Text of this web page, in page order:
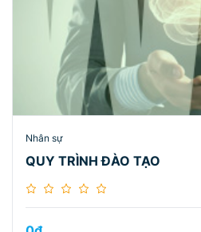
Nhân sự
QUY TRÌNH ĐÀO TẠO